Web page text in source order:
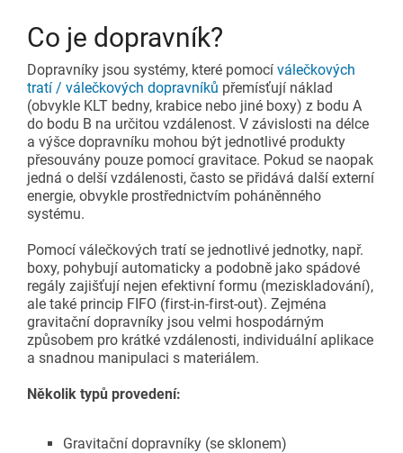
Doplňkové příslušenství
Dopravníky
Karakuri
Tabule a nástěnky
Stanice FIFO
PŘEHLED
Začněte svůj projekt Lean
PŘEHLED
Co je dopravník?
Dopravníky jsou systémy, které pomocí válečkových
tratí / válečkových dopravníků přemísťují náklad
(obvykle KLT bedny, krabice nebo jiné boxy) z bodu A
do bodu B na určitou vzdálenost. V závislosti na délce
a výšce dopravníku mohou být jednotlivé produkty
přesouvány pouze pomocí gravitace. Pokud se naopak
jedná o delší vzdálenosti, často se přidává další externí
energie, obvykle prostřednictvím poháněnného
systému.
Pomocí válečkových tratí se jednotlivé jednotky, např.
boxy, pohybují automaticky a podobně jako spádové
regály zajišťují nejen efektivní formu (meziskladování),
ale také princip FIFO (first-in-first-out). Zejména
gravitační dopravníky jsou velmi hospodárným
způsobem pro krátké vzdálenosti, individuální aplikace
a snadnou manipulaci s materiálem.
Několik typů provedení:
Gravitační dopravníky (se sklonem)